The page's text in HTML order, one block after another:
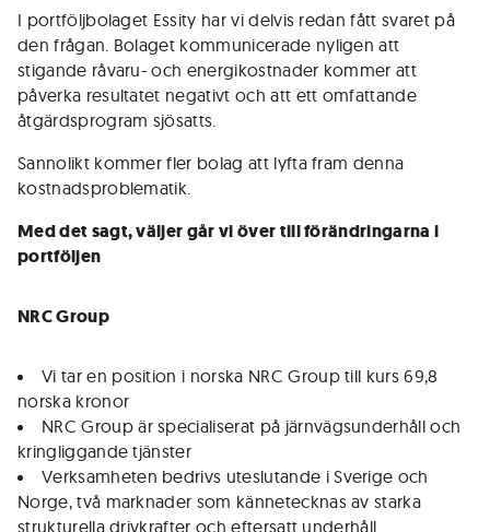
I portföljbolaget Essity har vi delvis redan fått svaret på
den frågan. Bolaget kommunicerade nyligen att
stigande råvaru- och energikostnader kommer att
påverka resultatet negativt och att ett omfattande
åtgärdsprogram sjösatts.
Sannolikt kommer fler bolag att lyfta fram denna
kostnadsproblematik.
Med det sagt, väljer går vi över till förändringarna i
portföljen
NRC Group
Vi tar en position i norska NRC Group till kurs 69,8
norska kronor
NRC Group är specialiserat på järnvägsunderhåll och
kringliggande tjänster
Verksamheten bedrivs uteslutande i Sverige och
Norge, två marknader som kännetecknas av starka
strukturella drivkrafter och eftersatt underhåll